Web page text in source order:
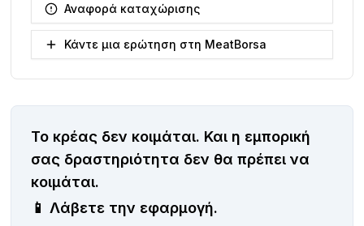
Αναφορά καταχώρισης
Κάντε μια ερώτηση στη MeatBorsa
Το κρέας δεν κοιμάται. Και η εμπορική
σας δραστηριότητα δεν θα πρέπει να
κοιμάται.
📱 Λάβετε την εφαρμογή.